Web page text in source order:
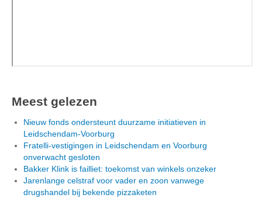
Meest gelezen
Nieuw fonds ondersteunt duurzame initiatieven in
Leidschendam-Voorburg
Fratelli-vestigingen in Leidschendam en Voorburg
onverwacht gesloten
Bakker Klink is failliet: toekomst van winkels onzeker
Jarenlange celstraf voor vader en zoon vanwege
drugshandel bij bekende pizzaketen